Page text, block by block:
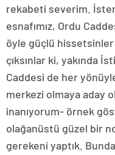
rekabeti severim.
esnafımız, Ordu
öyle güçlü
çıksınlar ki, yakında
Caddesi de her
merkezi olmaya aday
inanıyorum- örnek
olağanüstü güzel bir
gerekeni yaptık.